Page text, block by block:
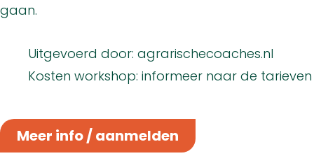
gaan.
Uitgevoerd door: agrarischecoaches.nl
Kosten workshop: informeer naar de tarieven
Meer info / aanmelden